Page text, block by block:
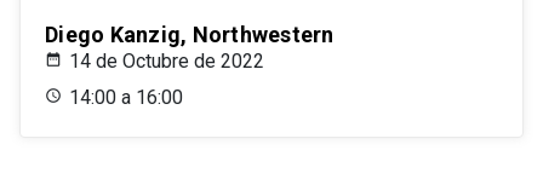
Diego Kanzig, Northwestern
14 de Octubre de 2022
14:00 a 16:00